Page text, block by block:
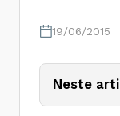
19/06/2015
Neste